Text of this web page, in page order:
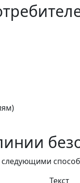
Текст